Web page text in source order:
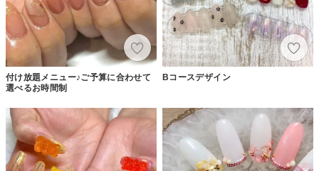
付け放題メニュー♪ご予算に合わせて
選べるお時間制
Bコースデザイン